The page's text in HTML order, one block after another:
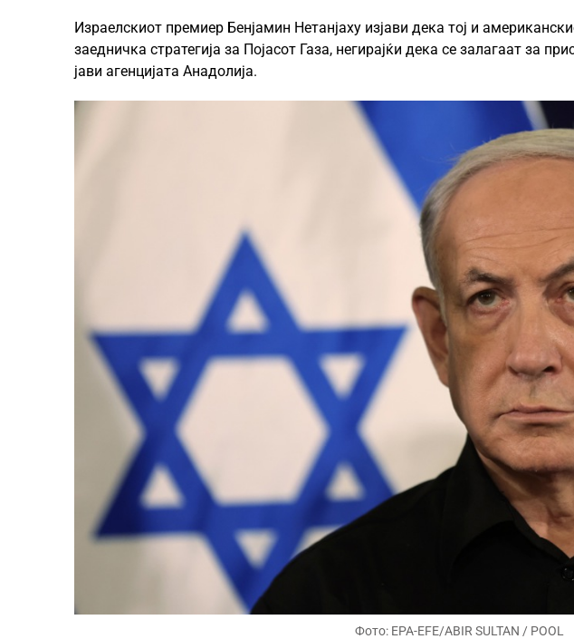
Израелскиот премиер Бенјамин Нетанјаху изјави дека тој и
заедничка стратегија за Појасот Газа, негирајќи дека се залагаат за
јави агенцијата Анадолија.
Фото: EPA-EFE/ABIR SULTAN / POOL